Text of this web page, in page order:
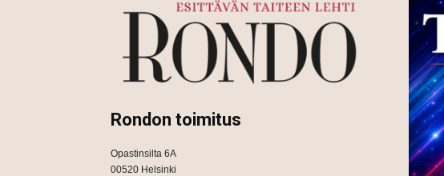
Rondon toimitus
Opastinsilta 6A
00520 Helsinki